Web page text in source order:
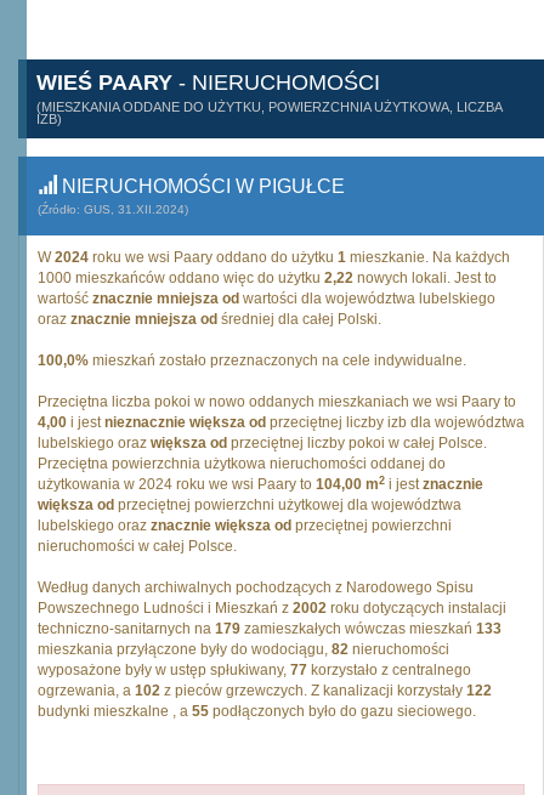
WIEŚ PAARY - NIERUCHOMOŚCI
(MIESZKANIA ODDANE DO UŻYTKU, POWIERZCHNIA UŻYTKOWA, LICZBA
IZB)
NIERUCHOMOŚCI W PIGUŁCE
(Źródło: GUS, 31.XII.2024)
W2024 roku we wsi Paary oddano do użytku 1 mieszkanie. Na każdych
1000 mieszkańców oddano więc do użytku 2,22 nowych lokali. Jest to
wartość znacznie mniejsza od wartości dla województwa lubelskiego
oraz znacznie mniejsza od średniej dla całej Polski.
100,0% mieszkań zostało przeznaczonych na cele indywidualne.
Przeciętna liczba pokoi w nowo oddanych mieszkaniach we wsi Paary to
4,00 i jestnieznacznie większa od przeciętnej liczby izb dla województwa
lubelskiego oraz większa od przeciętnej liczby pokoi w całej Polsce.
Przeciętna powierzchnia użytkowa nieruchomości oddanej do
użytkowania w 2024 roku we wsi Paary to 104,00 m2 i jestznacznie
większa od przeciętnej powierzchni użytkowej dla województwa
lubelskiego oraz znacznie większa od przeciętnej powierzchni
nieruchomości w całej Polsce.
Według danych archiwalnych pochodzących z Narodowego Spisu
Powszechnego Ludności i Mieszkań z 2002 roku dotyczących instalacji
techniczno-sanitarnych na 179 zamieszkałych wówczas mieszkań 133
mieszkania przyłączone były do wodociągu, 82 nieruchomości
wyposażone były w ustęp spłukiwany, 77 korzystało z centralnego
ogrzewania, a 102 z pieców grzewczych. Z kanalizacji korzystały 122
budynki mieszkalne , a 55 podłączonych było do gazu sieciowego.